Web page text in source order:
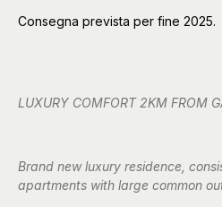
Consegna prevista per fine 2025.
LUXURY COMFORT 2KM FROM
Brand new luxury residence,
apartments with large common